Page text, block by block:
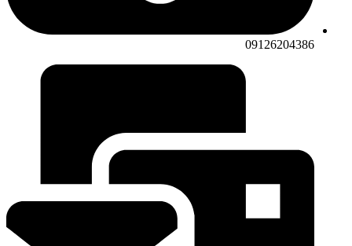
09126204386